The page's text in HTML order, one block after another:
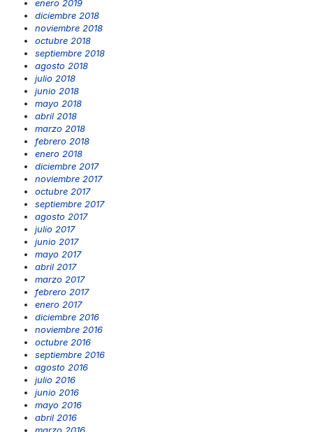
enero 2019
diciembre 2018
noviembre 2018
octubre 2018
septiembre 2018
agosto 2018
julio 2018
junio 2018
mayo 2018
abril 2018
marzo 2018
febrero 2018
enero 2018
diciembre 2017
noviembre 2017
octubre 2017
septiembre 2017
agosto 2017
julio 2017
junio 2017
mayo 2017
abril 2017
marzo 2017
febrero 2017
enero 2017
diciembre 2016
noviembre 2016
octubre 2016
septiembre 2016
agosto 2016
julio 2016
junio 2016
mayo 2016
abril 2016